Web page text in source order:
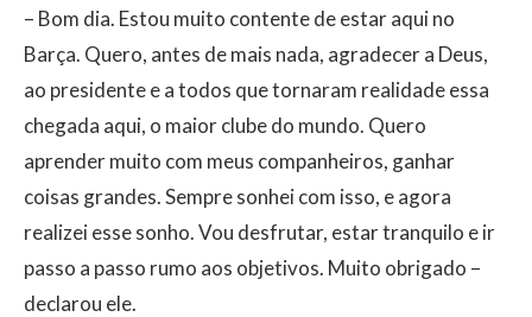
– Bom dia. Estou muito contente de estar aqui no
Barça. Quero, antes de mais nada, agradecer a Deus,
ao presidente e a todos que tornaram realidade essa
chegada aqui, o maior clube do mundo. Quero
aprender muito com meus companheiros, ganhar
coisas grandes. Sempre sonhei com isso, e agora
realizei esse sonho. Vou desfrutar, estar tranquilo e ir
passo a passo rumo aos objetivos. Muito obrigado –
declarou ele.